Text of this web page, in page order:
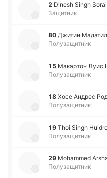
2 Dinesh Singh
Защитник
80 Джитин
Полузащитник
15 Ма­ка­ртон Луис
Полузащитник
18 Хосе Андрес
Полузащитник
19 Thoi Singh
Полузащитник
29 Mohammed
Полузащитник